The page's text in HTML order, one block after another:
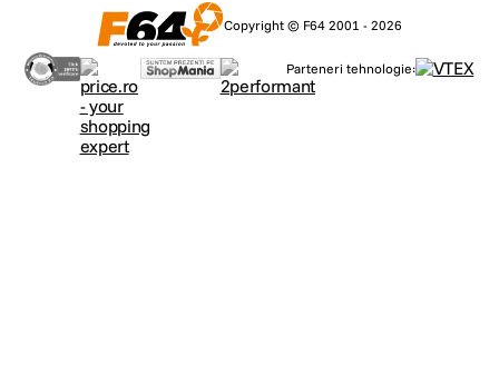
Copyright © F64 2001 - 2026
Parteneri tehnologie: